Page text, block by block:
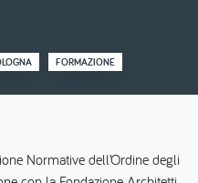
FORMAZIONE
Normative dell’Ordine degli